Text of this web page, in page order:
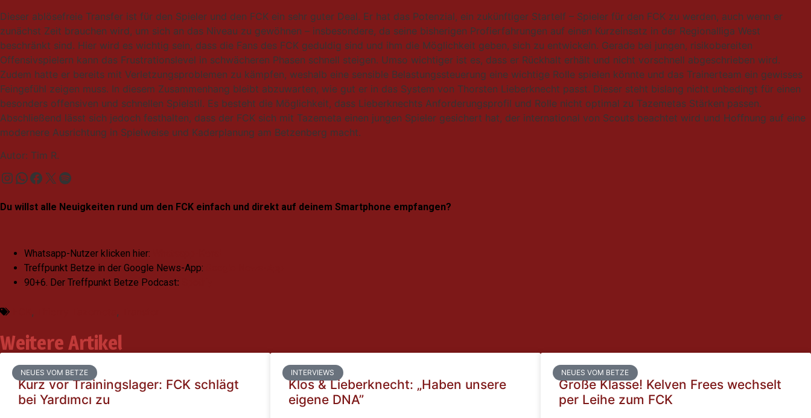
Dieser ablösefreie Transfer ist für den Spieler und den FCK ein sehr guter Deal. Er hat das Potenzial, ein zukünftiger Startelf – Spieler für den FCK zu werden, auch wenn er
zunächst Zeit brauchen wird, um sich an das Niveau zu gewöhnen – insbesondere, da seine bisherigen Profierfahrungen auf einen Kurzeinsatz in der Regionalliga West
beschränkt sind. Hier wird es wichtig sein, dass die Fans des FCK geduldig sind und ihm die Möglichkeit geben, sich zu entwickeln. Gerade bei jungen, risikobereiten
Offensivspielern kann das Frustrationslevel in schwächeren Phasen schnell steigen. Umso wichtiger ist es, dass er Rückhalt erhält und nicht vorschnell abgeschrieben wird.
Zudem hatte er bereits mit Verletzungsproblemen zu kämpfen, weshalb eine sensible Belastungssteuerung eine wichtige Rolle spielen könnte und das Trainerteam ein gewisses
Feingefühl zeigen muss. In diesem Zusammenhang bleibt abzuwarten, wie gut er in das System von Thorsten Lieberknecht passt. Dieser steht bislang nicht unbedingt für einen
besonders offensiven und schnellen Spielstil. Es besteht die Möglichkeit, dass Lieberknechts Anforderungsprofil und Rolle nicht optimal zu Tazemetas Stärken passen.
Abschließend lässt sich jedoch festhalten, dass der FCK sich mit Tazemeta einen jungen Spieler gesichert hat, der international von Scouts beachtet wird und Hoffnung auf eine
modernere Ausrichtung in Spielweise und Kaderplanung am Betzenberg macht.
Autor: Tim R.
Du willst alle Neuigkeiten rund um den FCK einfach und direkt auf deinem Smartphone empfangen?
Whatsapp-Nutzer klicken hier:
Treffpunkt Betze in der Google News-App:
90+6. Der Treffpunkt Betze Podcast:
, ,
Weitere Artikel
NEUES VOM BETZE
Kurz vor Trainingslager: FCK schlägt
bei Yardımcı zu
INTERVIEWS
Klos & Lieberknecht: „Haben unsere
eigene DNA”
NEUES VOM BETZE
Große Klasse! Kelven Frees wechselt
per Leihe zum FCK